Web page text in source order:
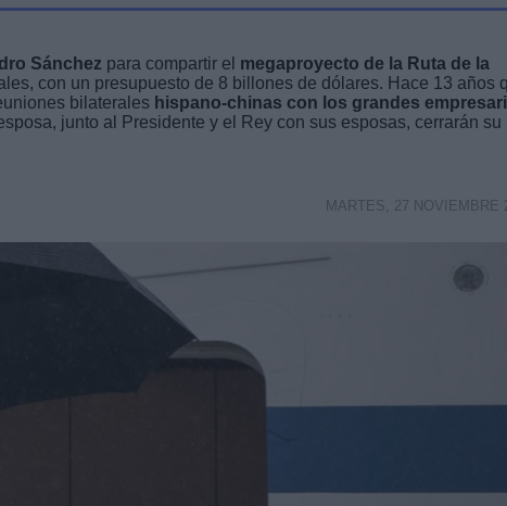
Sánchez para compartir el megaproyecto de la Ruta de la
con un presupuesto de 8 billones de dólares. Hace 13 años
bilaterales hispano-chinas con los grandes
junto al Presidente y el Rey con sus esposas, cerrarán su
MARTES, 27 NOVIEMBRE